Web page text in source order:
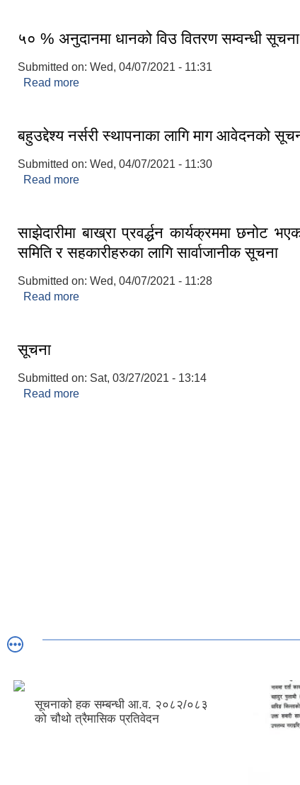
५० % अनुदानमा धानको विउ वितरण सम्वन्धी
Submitted on: Wed, 04/07/2021 - 11:31
Read more
बहुउद्देश्य नर्सरी स्थापनाका लागि माग आवेदनको
Submitted on: Wed, 04/07/2021 - 11:30
Read more
साझेदारीमा बाख्रा प्रवर्द्धन कार्यक्रममा छनोट
समिति र सहकारीहरुका लागि सार्वाजानीक सूचना
Submitted on: Wed, 04/07/2021 - 11:28
Read more
सूचना
Submitted on: Sat, 03/27/2021 - 13:14
Read more
सूचनाको हक सम्बन्धी आ.व. २०८२/०८३
को चौथो त्रैमासिक प्रतिवेदन